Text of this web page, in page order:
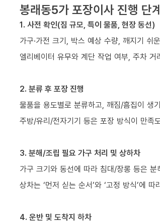
봉래동5가 포장이사 진행 단
1. 사전 확인(짐 규모, 특이 물품, 현장 동선)
가구·가전 크기, 박스 예상 수량, 깨지기 쉬
엘리베이터 유무와 계단 작업 여부, 주차
2. 분류 후 포장 진행
물품을 용도별로 분류하고, 깨짐/흠집이 생
주방/유리/전자기기 등은 포장 방식이 만족
3. 분해/조립 필요 가구 처리 및 상하차
가구 크기와 동선에 따라 침대/장롱 등은
상차는 ‘먼저 싣는 순서’와 ‘고정 방식’에
4. 운반 및 도착지 하차